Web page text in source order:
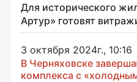
Для исторического
Артур» готовят
3 октября 2024г., 10:16
В Черняховске
комплекса с